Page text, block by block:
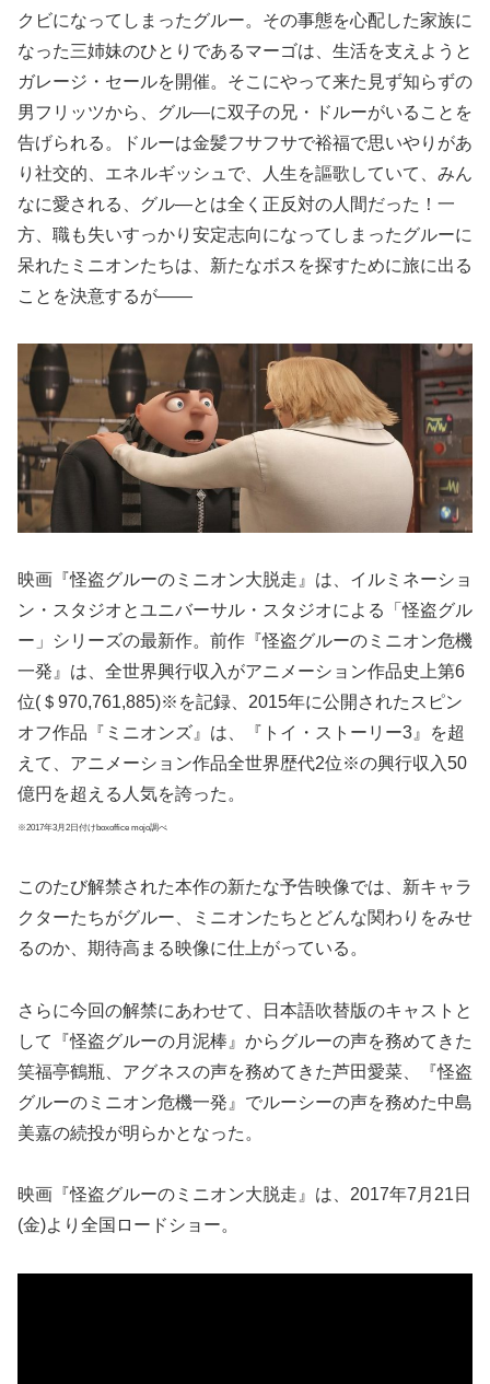
クビになってしまったグルー。その事態を心配した家族に
なった三姉妹のひとりであるマーゴは、生活を支えようと
ガレージ・セールを開催。そこにやって来た見ず知らずの
男フリッツから、グル―に双子の兄・ドルーがいることを
告げられる。ドルーは金髪フサフサで裕福で思いやりがあ
り社交的、エネルギッシュで、人生を謳歌していて、みん
なに愛される、グル―とは全く正反対の人間だった！一
方、職も失いすっかり安定志向になってしまったグルーに
呆れたミニオンたちは、新たなボスを探すために旅に出る
ことを決意するが――
映画『怪盗グルーのミニオン大脱走』は、イルミネーショ
ン・スタジオとユニバーサル・スタジオによる「怪盗グル
ー」シリーズの最新作。前作『怪盗グルーのミニオン危機
一発』は、全世界興行収入がアニメーション作品史上第6
位(＄970,761,885)※を記録、2015年に公開されたスピン
オフ作品『ミニオンズ』は、『トイ・ストーリー3』を超
えて、アニメーション作品全世界歴代2位※の興行収入50
億円を超える人気を誇った。
※2017年3月2日付けboxoffice mojo調べ
このたび解禁された本作の新たな予告映像では、新キャラ
クターたちがグルー、ミニオンたちとどんな関わりをみせ
るのか、期待高まる映像に仕上がっている。
さらに今回の解禁にあわせて、日本語吹替版のキャストと
して『怪盗グルーの月泥棒』からグルーの声を務めてきた
笑福亭鶴瓶、アグネスの声を務めてきた芦田愛菜、『怪盗
グルーのミニオン危機一発』でルーシーの声を務めた中島
美嘉の続投が明らかとなった。
映画『怪盗グルーのミニオン大脱走』は、2017年7月21日
(金)より全国ロードショー。